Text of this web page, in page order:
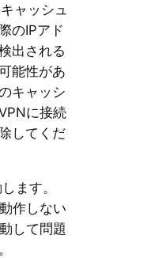
ャッシュ
のIPアド
出される
能性があ
キャッシ
に接続
してくだ
ます。
作しない
して問題